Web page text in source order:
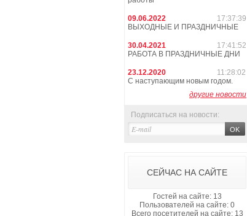
09.06.2022
17:37:39
ВЫХОДНЫЕ И ПРАЗДНИЧНЫЕ
30.04.2021
17:41:52
РАБОТА В ПРАЗДНИЧНЫЕ ДНИ
23.12.2020
11:28:02
С наступающим новым годом.
другие новости
Подписаться на новости:
СЕЙЧАС НА САЙТЕ
Гостей на сайте: 13
Пользователей на сайте: 0
Всего посетителей на сайте: 13